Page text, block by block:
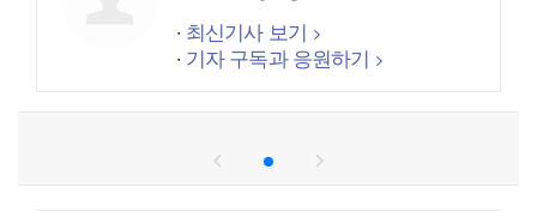
최신기사 보기
기자 구독과 응원하기